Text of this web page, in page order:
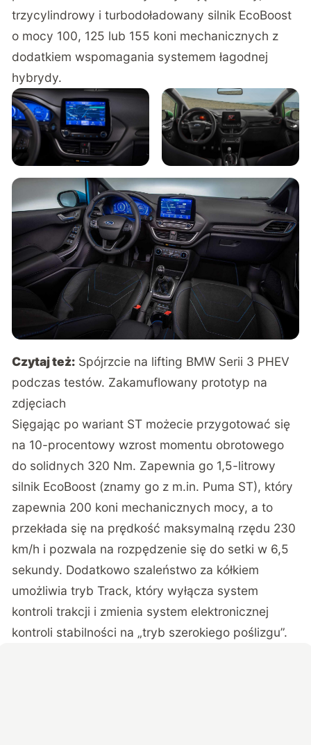
trzycylindrowy i turbodoładowany silnik EcoBoost
o mocy 100, 125 lub 155 koni mechanicznych z
dodatkiem wspomagania systemem łagodnej
hybrydy.
Czytaj też: Spójrzcie na lifting BMW Serii 3 PHEV
podczas testów. Zakamuflowany prototyp na
zdjęciach
Sięgając po wariant ST możecie przygotować się
na 10-procentowy wzrost momentu obrotowego
do solidnych 320 Nm. Zapewnia go 1,5-litrowy
silnik EcoBoost (znamy go z m.in. Puma ST), który
zapewnia 200 koni mechanicznych mocy, a to
przekłada się na prędkość maksymalną rzędu 230
km/h i pozwala na rozpędzenie się do setki w 6,5
sekundy. Dodatkowo szaleństwo za kółkiem
umożliwia tryb Track, który wyłącza system
kontroli trakcji i zmienia system elektronicznej
kontroli stabilności na „tryb szerokiego poślizgu”.